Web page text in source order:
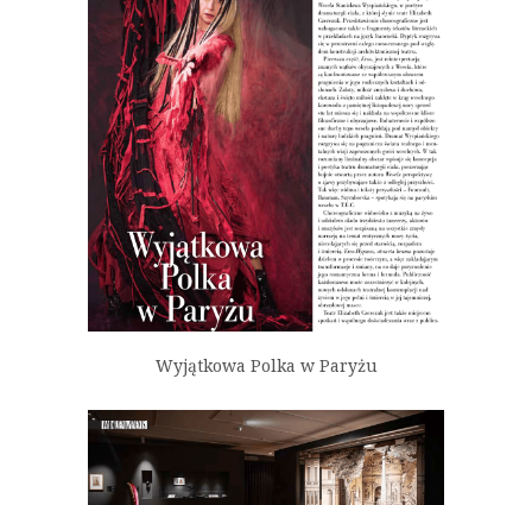
Wyjątkowa Polka w Paryżu